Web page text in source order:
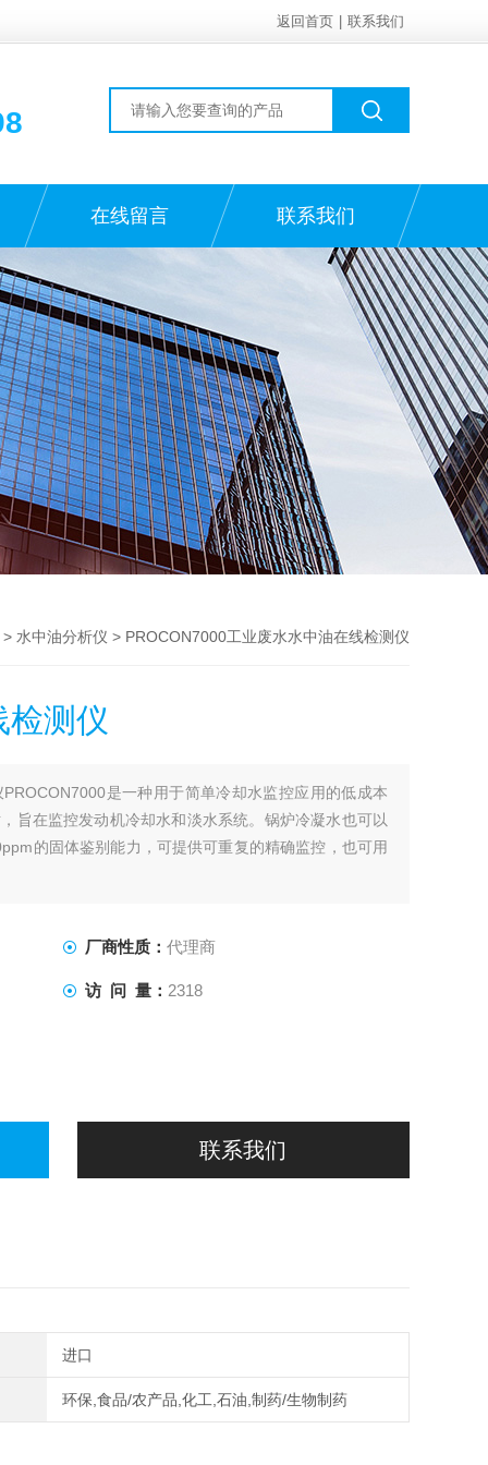
返回首页 联系我们
在线留言 联系我们
> 水中油分析仪 > PROCON7000工业废水水中油在线检测仪
检测仪
是一种用于简单冷却水监控应用的低成本
旨在监控发动机冷却水和淡水系统。锅炉冷凝水也可以
的固体鉴别能力，可提供可重复的精确监控，也可用
厂商性质： 代理商
访 问 量： 2318
联系我们
进口
环保,食品/农产品,化工,石油,制药/生物制药